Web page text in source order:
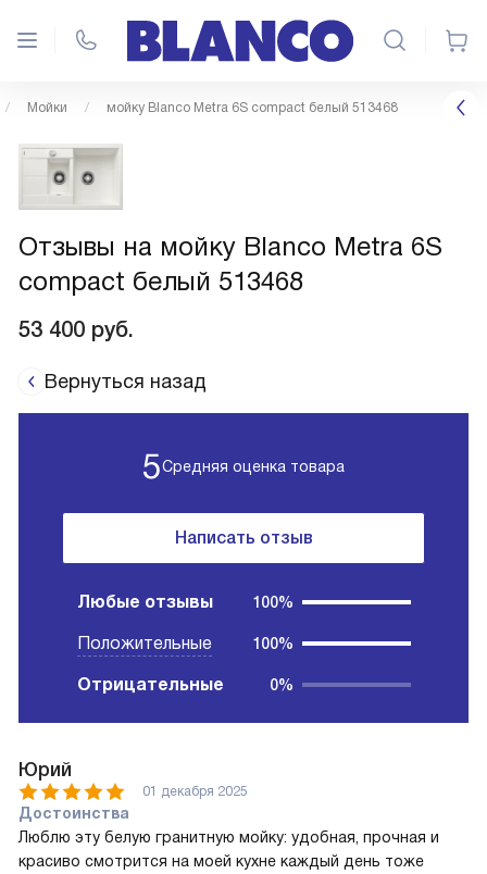
Мойки мойку Blanco Metra 6S compact белый 513468
Отзывы на мойку Blanco Metra 6S
compact белый 513468
53 400 руб.
Вернуться назад
5Средняя оценка товара
Написать отзыв
Любые отзывы 100%
Положительные 100%
Отрицательные 0%
Юрий
01 декабря 2025
Достоинства
Люблю эту белую гранитную мойку: удобная, прочная и
красиво смотрится на моей кухне каждый день тоже